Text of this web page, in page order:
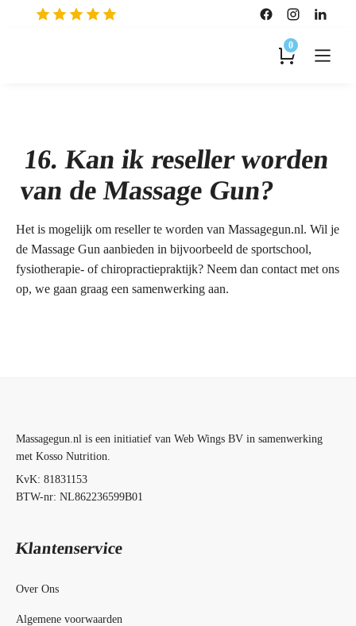
0
16. Kan ik reseller worden
van de Massage Gun?
Het is mogelijk om reseller te worden van Massagegun.nl. Wil je
de Massage Gun aanbieden in bijvoorbeeld de sportschool,
fysiotherapie- of chiropractiepraktijk? Neem dan contact met ons
op, we gaan graag een samenwerking aan.
Massagegun.nl is een initiatief van Web Wings BV in samenwerking
met Kosso Nutrition.
KvK: 81831153
BTW-nr: NL862236599B01
Klantenservice
Over Ons
Algemene voorwaarden